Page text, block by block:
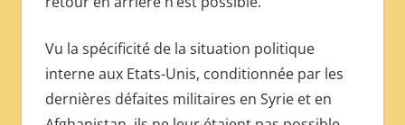
Vu la spécificité de la situation politique
interne aux Etats-Unis, conditionnée par les
dernières défaites militaires en Syrie et en